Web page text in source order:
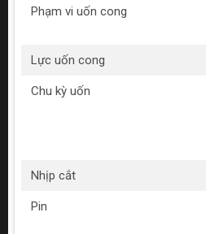
Phạm vi uốn cong
Lực uốn cong
Chu kỳ uốn
Nhịp cắt
Pin